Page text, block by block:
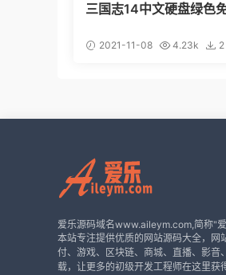
三国志14中文硬盘绿色
2021-11-08 4.23k 2
爱乐源码域名www.aileym.com,简称"
本站专注提供优质的网站源码大全，网
付、游戏、区块链、商城、直播、影音
载，让更多的初级开发工程师在这里获